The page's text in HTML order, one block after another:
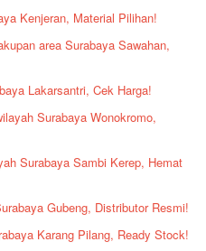
Kenjeran, Material Pilihan!
area Surabaya Sawahan,
Lakarsantri, Cek Harga!
Surabaya Wonokromo,
Surabaya Sambi Kerep, Hemat
Gubeng, Distributor Resmi!
Karang Pilang, Ready Stock!